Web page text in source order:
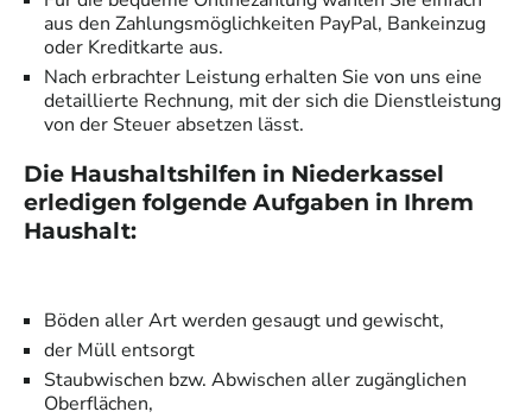
aus den Zahlungsmöglichkeiten PayPal, Bankeinzug
oder Kreditkarte aus.
Nach erbrachter Leistung erhalten Sie von uns eine
detaillierte Rechnung, mit der sich die Dienstleistung
von der Steuer absetzen lässt.
Die Haushaltshilfen in Niederkassel
erledigen folgende Aufgaben in Ihrem
Haushalt:
Böden aller Art werden gesaugt und gewischt,
der Müll entsorgt
Staubwischen bzw. Abwischen aller zugänglichen
Oberflächen,